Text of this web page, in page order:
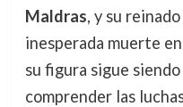
Maldras, y su
inesperada muerte
su figura sigue
comprender las